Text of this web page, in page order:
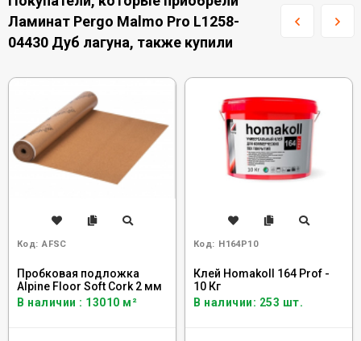
Ламинат Pergo Malmo Pro L1258-
04430 Дуб лагуна, также купили
Код: AFSC
Пробковая подложка
Alpine Floor Soft Cork 2 мм
В наличии : 13010 м²
Код: H164P10
Клей Homakoll 164 Prof -
10 Кг
В наличии: 253 шт.